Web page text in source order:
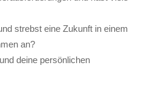
strebst eine Zukunft in einem
an?
deine persönlichen